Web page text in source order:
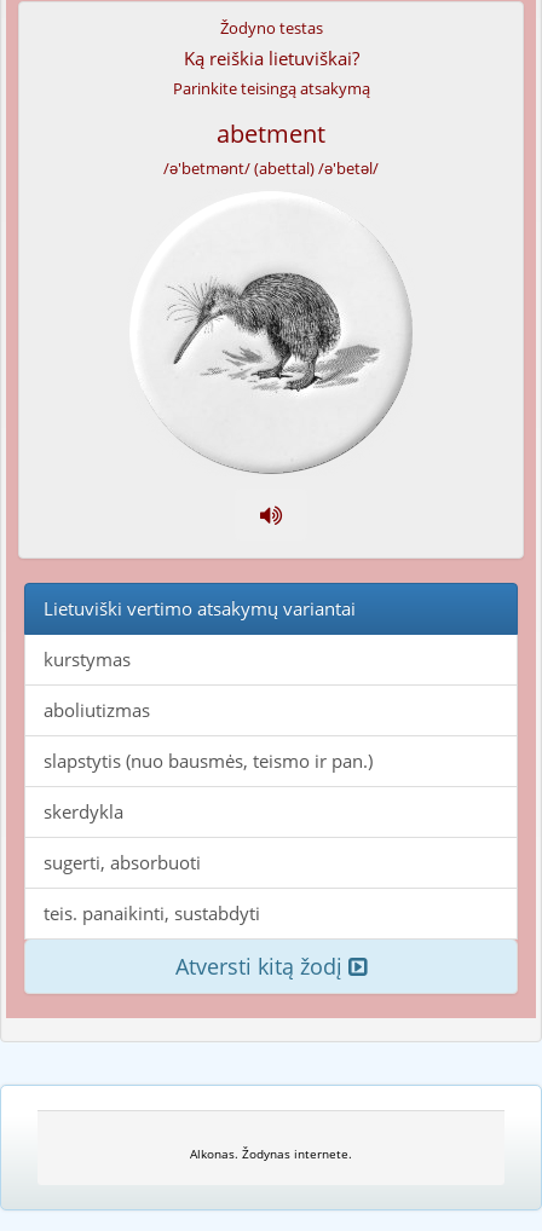
Žodyno testas
Ką reiškia lietuviškai?
Parinkite teisingą atsakymą
abetment
/ə'betmənt/ (abettal) /ə'betəl/
Lietuviški vertimo atsakymų variantai
kurstymas
aboliutizmas
slapstytis (nuo bausmės, teismo ir pan.)
skerdykla
sugerti, absorbuoti
teis. panaikinti, sustabdyti
Atversti kitą žodį
Alkonas. Žodynas internete.